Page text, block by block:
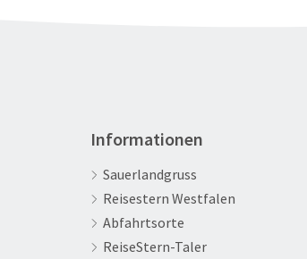
Informationen
Sauerlandgruss
Reisestern Westfalen
Abfahrtsorte
ReiseStern-Taler